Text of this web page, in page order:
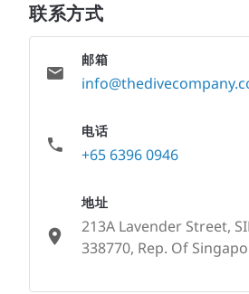
联系方式
邮箱
电话
+65 6396 0946
地址
213A Lavender Street,
338770, Rep. Of